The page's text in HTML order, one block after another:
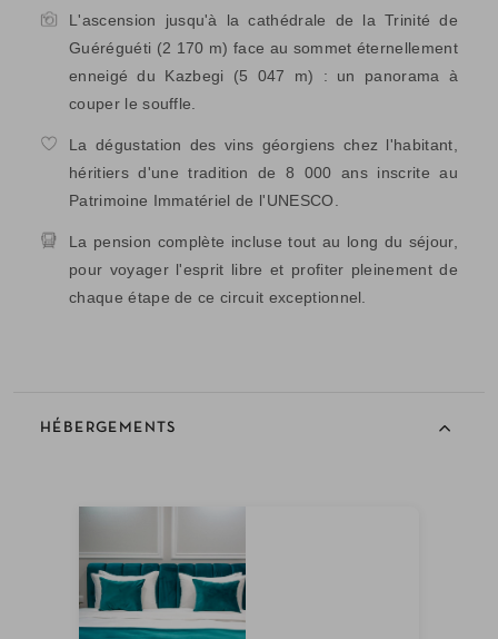
L'ascension jusqu'à la cathédrale de la Trinité de
Guéréguéti (2 170 m) face au sommet éternellement
enneigé du Kazbegi (5 047 m) : un panorama à
couper le souffle.
La dégustation des vins géorgiens chez l'habitant,
héritiers d'une tradition de 8 000 ans inscrite au
Patrimoine Immatériel de l'UNESCO.
La pension complète incluse tout au long du séjour,
pour voyager l'esprit libre et profiter pleinement de
chaque étape de ce circuit exceptionnel.
HÉBERGEMENTS